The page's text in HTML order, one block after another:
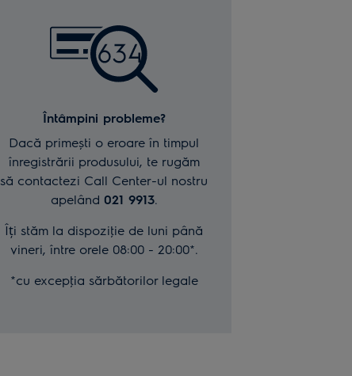
Întâmpini probleme?
Dacă primești o eroare în timpul
înregistrării produsului, te rugăm
să contactezi Call Center-ul nostru
apelând 021 9913.
Îți stăm la dispoziţie de luni până
vineri, între orele 08:00 - 20:00*.
*cu excepţia sărbătorilor legale